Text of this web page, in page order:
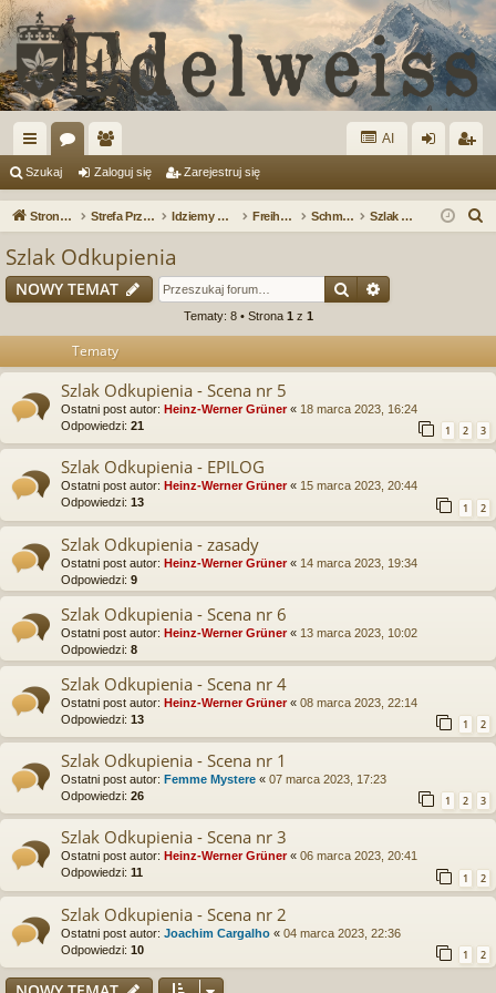
ię
ce
or
a
ży
tk
ni
cy
AI
og ej
si
ę
Szukaj Zaloguj się Zarejestruj się
Strona główna Strefa Przygraniczna Idziemy w góry! Freiheitslichtung - Polana Wolności Schmelzfest 1923 Szlak Odkupienia
j
Szlak Odkupienia
NOWY TEMAT Szukaj
Tematy: 8 • Strona 1 z 1
Tematy
Szlak Odkupienia - Scena nr 5
Ostatni post autor: Heinz-Werner Grüner« 18 marca 2023, 16:24
Odpowiedzi: 21 1 2 3
Szlak Odkupienia - EPILOG
Ostatni post autor: Heinz-Werner Grüner« 15 marca 2023, 20:44
Odpowiedzi: 13 1 2
Szlak Odkupienia - zasady
Ostatni post autor: Heinz-Werner Grüner« 14 marca 2023, 19:34
Odpowiedzi: 9
Szlak Odkupienia - Scena nr 6
Ostatni post autor: Heinz-Werner Grüner« 13 marca 2023, 10:02
Odpowiedzi: 8
Szlak Odkupienia - Scena nr 4
Ostatni post autor: Heinz-Werner Grüner« 08 marca 2023, 22:14
Odpowiedzi: 13 1 2
Szlak Odkupienia - Scena nr 1
Ostatni post autor: Femme Mystere « 07 marca 2023, 17:23
Odpowiedzi: 26 1 2 3
Szlak Odkupienia - Scena nr 3
Ostatni post autor: Heinz-Werner Grüner« 06 marca 2023, 20:41
Odpowiedzi: 11 1 2
Szlak Odkupienia - Scena nr 2
Ostatni post autor: Joachim Cargalho « 04 marca 2023, 22:36
Odpowiedzi: 10 1 2